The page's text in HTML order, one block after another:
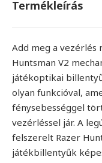
Termékleírás
Add meg a vezérlés
Huntsman V2
játékoptikai
olyan funkcióval,
fénysebességgel
vezérléssel jár. A
felszerelt Razer
játékbillentyűk